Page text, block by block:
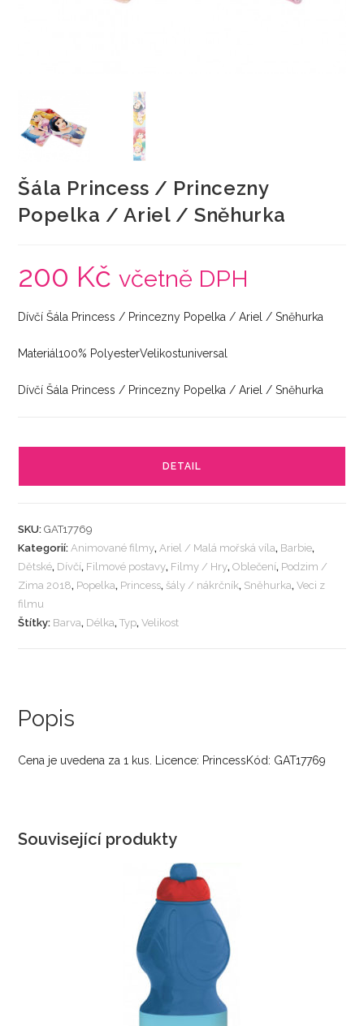
Šála Princess / Princezny
Popelka / Ariel / Sněhurka
200 Kč včetně DPH
Dívčí Šála Princess / Princezny Popelka / Ariel / Sněhurka
Materiál100% PolyesterVelikostuniversal
Dívčí Šála Princess / Princezny Popelka / Ariel / Sněhurka
DETAIL
SKU:GAT17769
Kategorií: Animované filmy, Ariel / Malá mořská víla, Barbie,
Dětské, Dívčí, Filmové postavy, Filmy / Hry,Oblečení, Podzim /
Zima 2018, Popelka, Princess, šály / nákrčník, Sněhurka,Veci z
filmu
Štítky: Barva, Délka,Typ,Velikost
Popis
Cena je uvedena za 1 kus. Licence: PrincessKód: GAT17769
Související produkty